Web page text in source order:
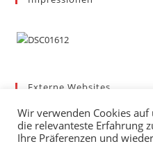
Externe Websites
Gemeinde March
Wetter
Wir verwenden Cookies
die relevanteste Erfahrung
Ihre Präferenzen und